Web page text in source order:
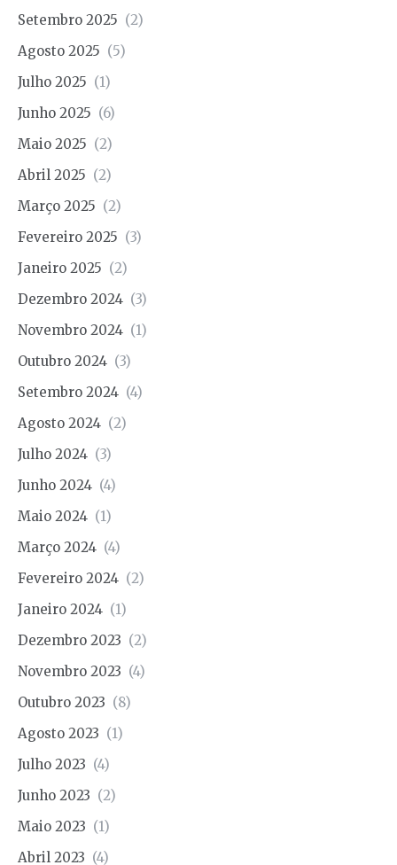
Setembro 2025 (2)
Agosto 2025 (5)
Julho 2025 (1)
Junho 2025 (6)
Maio 2025 (2)
Abril 2025 (2)
Março 2025 (2)
Fevereiro 2025 (3)
Janeiro 2025 (2)
Dezembro 2024 (3)
Novembro 2024 (1)
Outubro 2024 (3)
Setembro 2024 (4)
Agosto 2024 (2)
Julho 2024 (3)
Junho 2024 (4)
Maio 2024 (1)
Março 2024 (4)
Fevereiro 2024 (2)
Janeiro 2024 (1)
Dezembro 2023 (2)
Novembro 2023 (4)
Outubro 2023 (8)
Agosto 2023 (1)
Julho 2023 (4)
Junho 2023 (2)
Maio 2023 (1)
Abril 2023 (4)